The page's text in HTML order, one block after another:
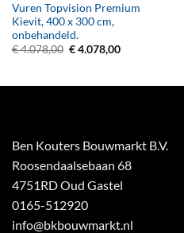
Vuren Topvision Premium
Kievit, 400 x 300 cm,
onbehandeld.
€4.078,00 Oorspronkelijke
€4.078,00Huidige
Ben Kouters Bouwmarkt B.V.
Roosendaalsebaan 68
4751RD Oud Gastel
0165-512920
info@bkbouwmarkt.nl